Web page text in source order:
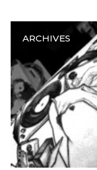
ARCHIVES